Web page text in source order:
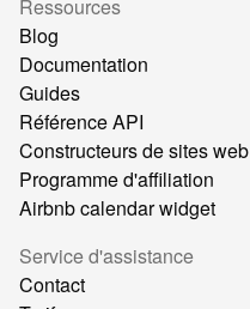
Ressources
Blog
Documentation
Guides
Référence API
Constructeurs de sites web
Programme d'affiliation
Airbnb calendar widget
Service d'assistance
Contact